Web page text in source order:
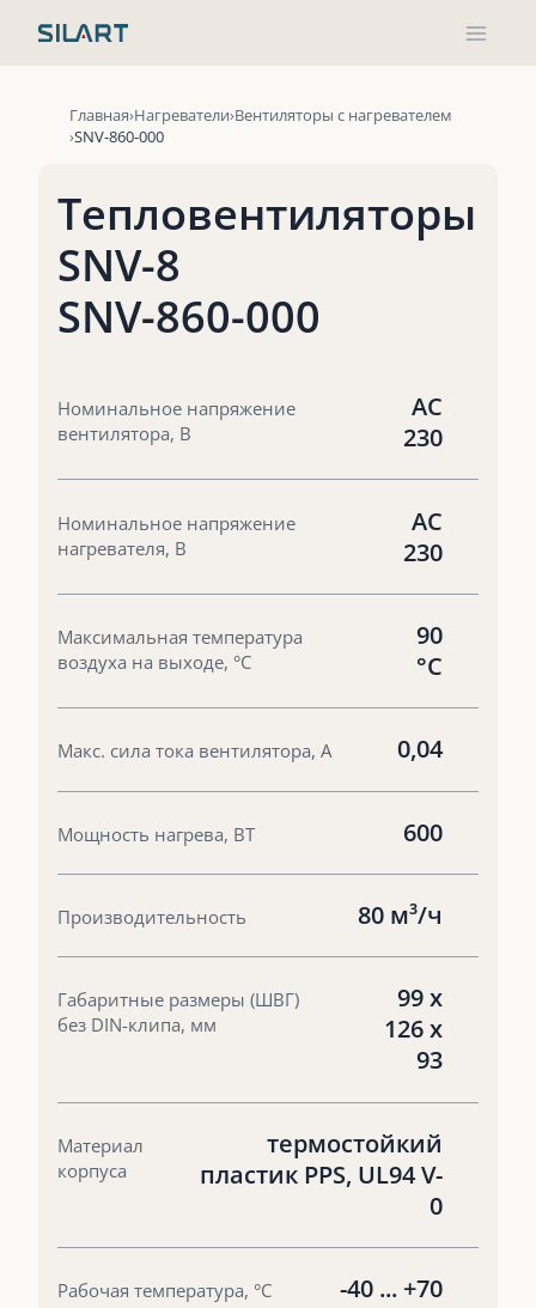
Главная Нагреватели Вентиляторы с нагревателем
SNV-860-000
Тепловентиляторы
SNV-8
SNV-860-000
Номинальное напряжение
вентилятора, В
AC
230
Номинальное напряжение
нагревателя, В
AC
230
Максимальная температура
воздуха на выходе, °С
90
°С
Макс. сила тока вентилятора, А 0,04
Мощность нагрева, ВТ 600
Производительность 80 м³/ч
Габаритные размеры (ШВГ)
без DIN-клипа, мм
99 х
126 х
93
Материал
корпуса
термостойкий
пластик PPS, UL94 V-
0
Рабочая температура, °С -40 ... +70